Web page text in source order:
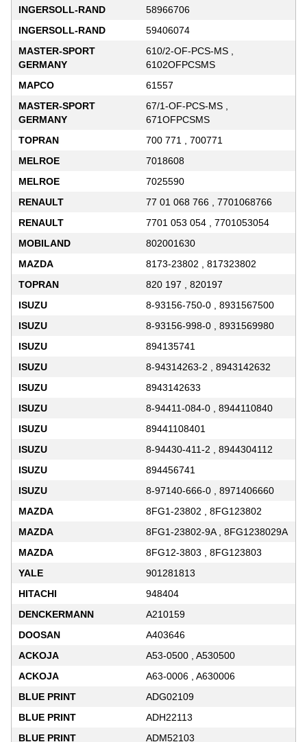
INGERSOLL-RAND
58966706
INGERSOLL-RAND
59406074
MASTER-SPORT
GERMANY
610/2-OF-PCS-MS ,
6102OFPCSMS
MAPCO
61557
MASTER-SPORT
GERMANY
67/1-OF-PCS-MS ,
671OFPCSMS
TOPRAN
700 771 , 700771
MELROE
7018608
MELROE
7025590
RENAULT
77 01 068 766 , 7701068766
RENAULT
7701 053 054 , 7701053054
MOBILAND
802001630
MAZDA
8173-23802 , 817323802
TOPRAN
820 197 , 820197
ISUZU
8-93156-750-0 , 8931567500
ISUZU
8-93156-998-0 , 8931569980
ISUZU
894135741
ISUZU
8-94314263-2 , 8943142632
ISUZU
8943142633
ISUZU
8-94411-084-0 , 8944110840
ISUZU
89441108401
ISUZU
8-94430-411-2 , 8944304112
ISUZU
894456741
ISUZU
8-97140-666-0 , 8971406660
MAZDA
8FG1-23802 , 8FG123802
MAZDA
8FG1-23802-9A , 8FG1238029A
MAZDA
8FG12-3803 , 8FG123803
YALE
901281813
HITACHI
948404
DENCKERMANN
A210159
DOOSAN
A403646
ACKOJA
A53-0500 , A530500
ACKOJA
A63-0006 , A630006
BLUE PRINT
ADG02109
BLUE PRINT
ADH22113
BLUE PRINT
ADM52103